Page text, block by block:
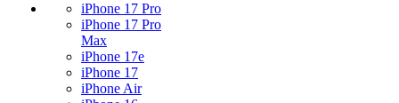
iPhone 17 Pro
iPhone 17 Pro
Max
iPhone 17e
iPhone 17
iPhone Air